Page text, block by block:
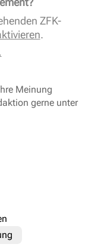
ZFK-
.
Meinung
gerne unter